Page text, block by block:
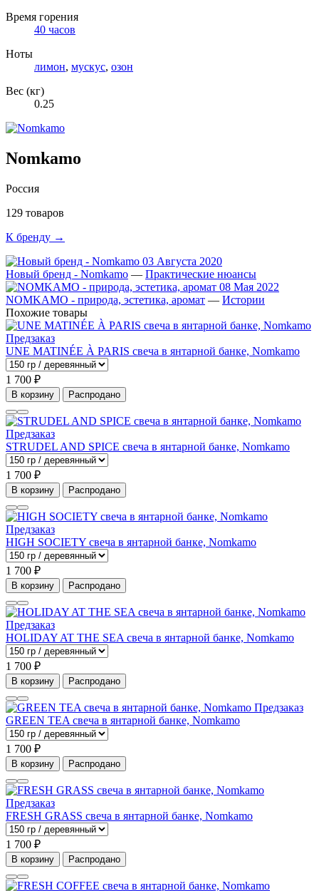
Время горения
40 часов
Ноты
лимон, мускус, озон
Вес (кг)
0.25
Nomkamo
Россия
129 товаров
К бренду →
03 Августа 2020
Новый бренд - Nomkamo — Практические нюансы
08 Мая 2022
NOMKAMO - природа, эстетика, аромат — Истории
Похожие товары
Предзаказ
UNE MATINÉE À PARIS свеча в янтарной банке, Nomkamo
1 700 ₽
В корзину Распродано
Предзаказ
STRUDEL AND SPICE свеча в янтарной банке, Nomkamo
1 700 ₽
В корзину Распродано
Предзаказ
HIGH SOCIETY свеча в янтарной банке, Nomkamo
1 700 ₽
В корзину Распродано
Предзаказ
HOLIDAY AT THE SEA свеча в янтарной банке, Nomkamo
1 700 ₽
В корзину Распродано
Предзаказ
GREEN TEA свеча в янтарной банке, Nomkamo
1 700 ₽
В корзину Распродано
Предзаказ
FRESH GRASS свеча в янтарной банке, Nomkamo
1 700 ₽
В корзину Распродано